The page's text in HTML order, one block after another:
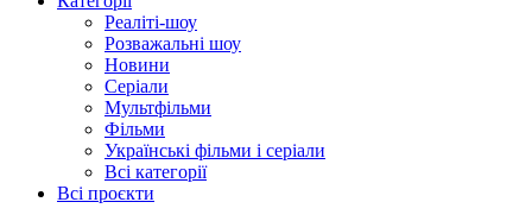
Реаліті-шоу
Розважальні шоу
Новини
Серіали
Мультфільми
Фільми
Українські фільми і серіали
Всі категорії
Всі проєкти